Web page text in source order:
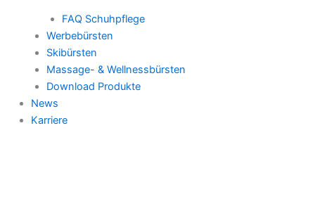
FAQ Schuhpflege
Werbebürsten
Skibürsten
Massage- & Wellnessbürsten
Download Produkte
News
Karriere